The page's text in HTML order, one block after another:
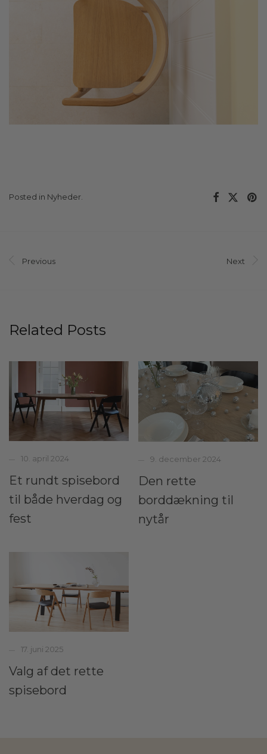
Posted in Nyheder
Previous Next
Related Posts
10. april 2024
Et rundt spisebord
til både hverdag og
fest
9. december 2024
Den rette
borddækning til
nytår
17. juni 2025
Valg af det rette
spisebord